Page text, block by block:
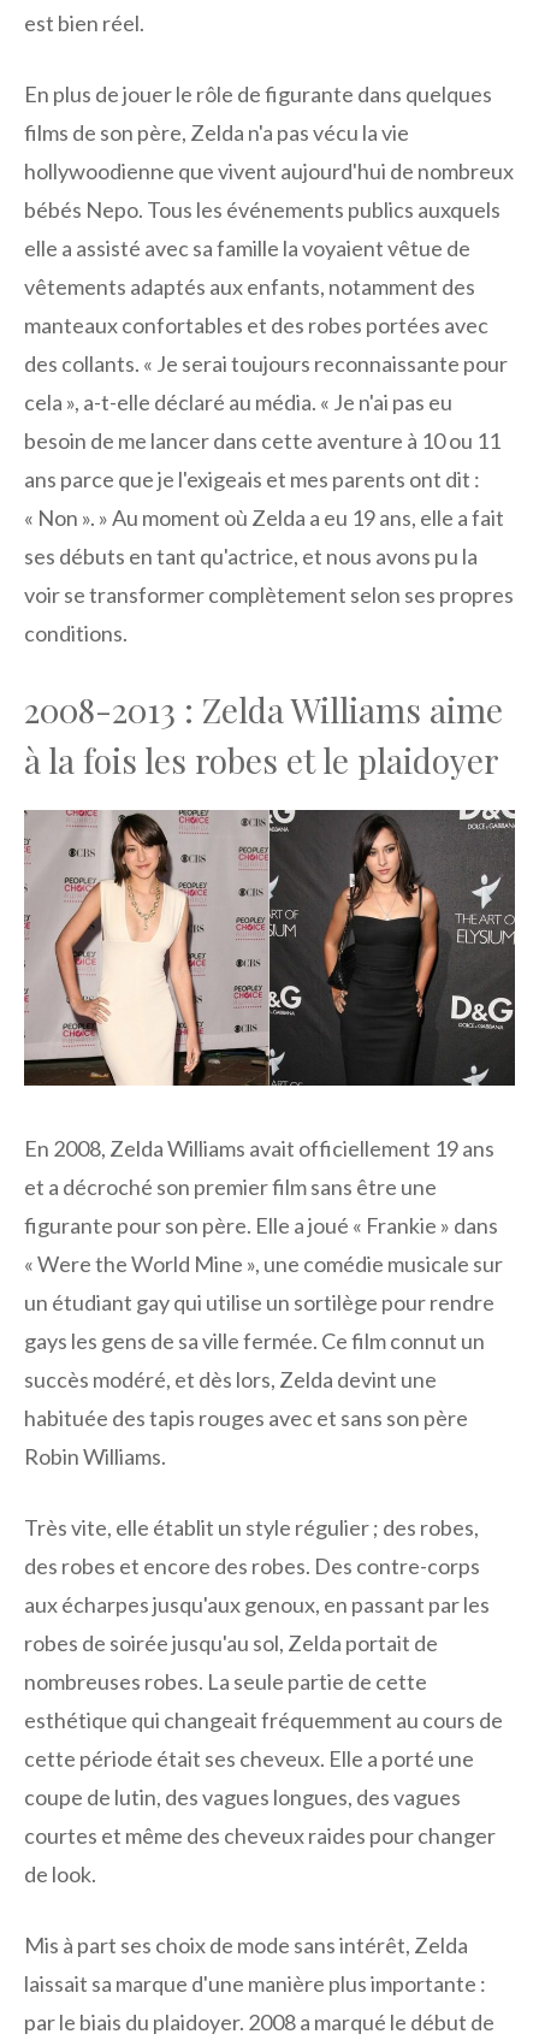
est bien réel.
En plus de jouer le rôle de figurante dans quelques
films de son père, Zelda n'a pas vécu la vie
hollywoodienne que vivent aujourd'hui de nombreux
bébés Nepo. Tous les événements publics auxquels
elle a assisté avec sa famille la voyaient vêtue de
vêtements adaptés aux enfants, notamment des
manteaux confortables et des robes portées avec
des collants. « Je serai toujours reconnaissante pour
cela », a-t-elle déclaré au média. « Je n'ai pas eu
besoin de me lancer dans cette aventure à 10 ou 11
ans parce que je l'exigeais et mes parents ont dit :
« Non ». » Au moment où Zelda a eu 19 ans, elle a fait
ses débuts en tant qu'actrice, et nous avons pu la
voir se transformer complètement selon ses propres
conditions.
2008-2013 : Zelda Williams aime
à la fois les robes et le plaidoyer
En 2008, Zelda Williams avait officiellement 19 ans
et a décroché son premier film sans être une
figurante pour son père. Elle a joué « Frankie » dans
« Were the World Mine », une comédie musicale sur
un étudiant gay qui utilise un sortilège pour rendre
gays les gens de sa ville fermée. Ce film connut un
succès modéré, et dès lors, Zelda devint une
habituée des tapis rouges avec et sans son père
Robin Williams.
Très vite, elle établit un style régulier ; des robes,
des robes et encore des robes. Des contre-corps
aux écharpes jusqu'aux genoux, en passant par les
robes de soirée jusqu'au sol, Zelda portait de
nombreuses robes. La seule partie de cette
esthétique qui changeait fréquemment au cours de
cette période était ses cheveux. Elle a porté une
coupe de lutin, des vagues longues, des vagues
courtes et même des cheveux raides pour changer
de look.
Mis à part ses choix de mode sans intérêt, Zelda
laissait sa marque d'une manière plus importante :
par le biais du plaidoyer. 2008 a marqué le début de